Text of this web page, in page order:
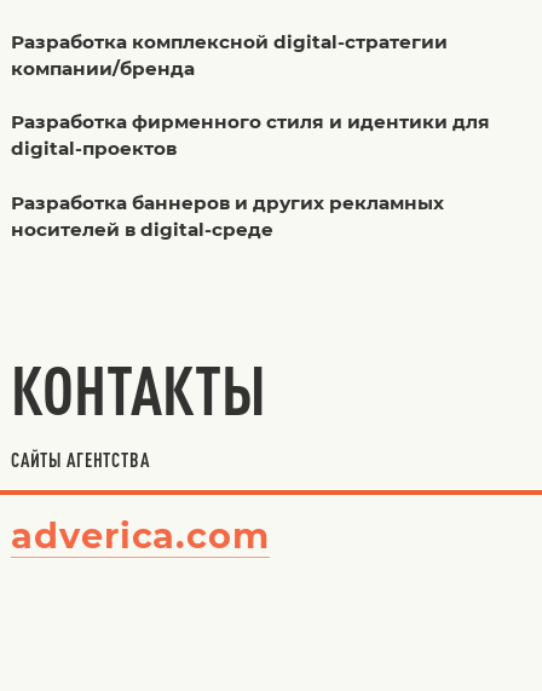
Разработка комплексной digital-стратегии
компании/бренда
Разработка фирменного стиля и идентики для
digital-проектов
Разработка баннеров и других рекламных
носителей в digital-среде
КОНТАКТЫ
САЙТЫ АГЕНТСТВА
adverica.com